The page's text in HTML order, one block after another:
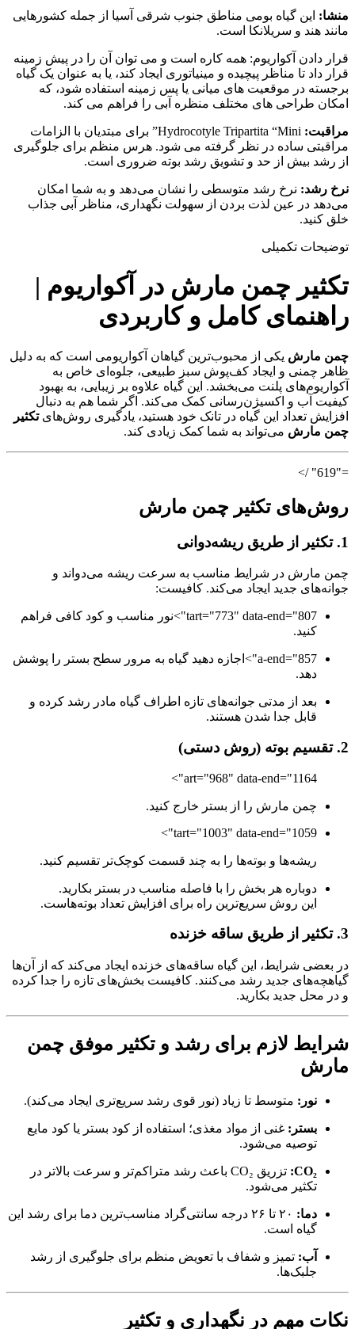
منشا: این گیاه بومی مناطق جنوب شرقی آسیا از جمله کشورهایی
مانند هند و سریلانکا است.
قرار دادن آکواریوم: همه کاره است و می توان آن را در پیش زمینه
قرار داد تا مناظر پیچیده و مینیاتوری ایجاد کند، یا به عنوان یک گیاه
برجسته در موقعیت های میانی یا پس زمینه استفاده شود، که
امکان طراحی های مختلف منظره آبی را فراهم می کند.
مراقبت:
Hydrocotyle Tripartita “Mini” برای مبتدیان با الزامات
مراقبتی ساده در نظر گرفته می شود. هرس منظم برای جلوگیری
از رشد بیش از حد و تشویق رشد بوته ضروری است.
نرخ رشد: نرخ رشد متوسطی را نشان می‌دهد و به شما امکان
می‌دهد در عین لذت بردن از سهولت نگهداری، مناظر آبی جذاب
خلق کنید.
توضیحات تکمیلی
تکثیر چمن مارش در آکواریوم |
راهنمای کامل و کاربردی
چمن مارش یکی از محبوب‌ترین گیاهان آکواریومی است که به دلیل
ظاهر چمنی و ایجاد کف‌پوش سبز طبیعی، جلوه‌ای خاص به
آکواریوم‌های پلنت می‌بخشد. این گیاه علاوه بر زیبایی، به بهبود
کیفیت آب و اکسیژن‌رسانی کمک می‌کند. اگر شما هم به دنبال
افزایش تعداد این گیاه در تانک خود هستید، یادگیری روش‌هایتکثیر
چمن مارش می‌تواند به شما کمک زیادی کند.
="619" />
روش‌های تکثیر چمن مارش
1. تکثیر از طریق ریشه‌دوانی
چمن مارش در شرایط مناسب به سرعت ریشه می‌دواند و
جوانه‌های جدید ایجاد می‌کند. کافیست:
tart="773" data-end="807">نور مناسب و کود کافی فراهم
کنید.
a-end="857">اجازه دهید گیاه به مرور سطح بستر را پوشش
دهد.
بعد از مدتی جوانه‌های تازه اطراف گیاه مادر رشد کرده و
قابل جدا شدن هستند.
2. تقسیم بوته (روش دستی)
art="968" data-end="1164">
چمن مارش را از بستر خارج کنید.
tart="1003" data-end="1059">
ریشه‌ها و بوته‌ها را به چند قسمت کوچک‌تر تقسیم کنید.
دوباره هر بخش را با فاصله مناسب در بستر بکارید.
این روش سریع‌ترین راه برای افزایش تعداد بوته‌هاست.
3. تکثیر از طریق ساقه خزنده
در بعضی شرایط، این گیاه ساقه‌های خزنده ایجاد می‌کند که از آن‌ها
گیاهچه‌های جدید رشد می‌کنند. کافیست بخش‌های تازه را جدا کرده
و در محل جدید بکارید.
شرایط لازم برای رشد و تکثیر موفق چمن
مارش
نور: متوسط تا زیاد (نور قوی رشد سریع‌تری ایجاد می‌کند).
بستر: غنی از مواد مغذی؛ استفاده از کود بستر یا کود مایع
توصیه می‌شود.
CO₂:
تزریق CO₂ باعث رشد متراکم‌تر و سرعت بالاتر در
تکثیر می‌شود.
دما:
۲۰ تا ۲۶ درجه سانتی‌گراد مناسب‌ترین دما برای رشد این
گیاه است.
آب: تمیز و شفاف با تعویض منظم برای جلوگیری از رشد
جلبک‌ها.
نکات مهم در نگهداری و تکثیر